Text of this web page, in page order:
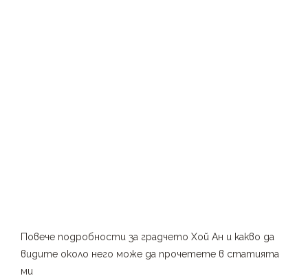
Повече подробности за градчето Хой Ан и какво да
видите около него може да прочетете в статията
ми